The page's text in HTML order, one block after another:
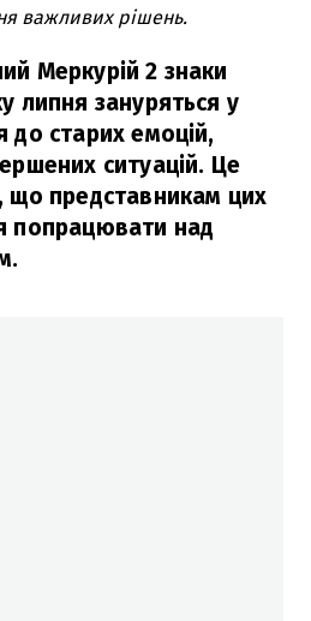
важливих рішень.
Меркурій 2 знаки
липня зануряться у
до старих емоцій,
ситуацій. Це
що представникам цих
попрацювати над